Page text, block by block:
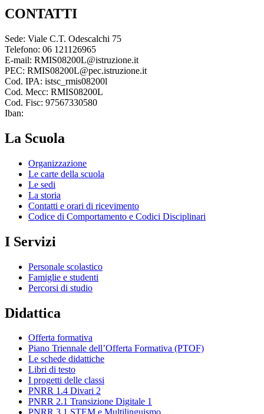
CONTATTI
Sede: Viale C.T. Odescalchi 75
Telefono: 06 121126965
E-mail: RMIS08200L@istruzione.it
PEC: RMIS08200L@pec.istruzione.it
Cod. IPA: istsc_rmis08200l
Cod. Mecc: RMIS08200L
Cod. Fisc: 97567330580
Iban:
La Scuola
Organizzazione
Le carte della scuola
Le sedi
La storia
Contatti e orari di ricevimento
Codice di Comportamento e Codici Disciplinari
I Servizi
Personale scolastico
Famiglie e studenti
Percorsi di studio
Didattica
Offerta formativa
Piano Triennale dell’Offerta Formativa (PTOF)
Le schede didattiche
Libri di testo
I progetti delle classi
PNRR 1.4 Divari 2
PNRR 2.1 Transizione Digitale 1